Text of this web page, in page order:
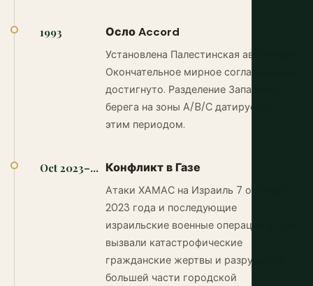
1993 Осло Accord
Установлена Палестинская автономия.
Окончательное мирное соглашение не
достигнуто. Разделение Западного
берега на зоны A/B/C датируется
этим периодом.
Oct 2023–... Конфликт в Газе
Атаки ХАМАС на Израиль 7 октября
2023 года и последующие
израильские военные операции в Газе
вызвали катастрофические
гражданские жертвы и разрушение
большей части городской